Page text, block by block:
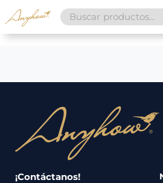
Search
for:
¡Contáctanos!
Nosotros
Servicios
Catálogo
Regalos